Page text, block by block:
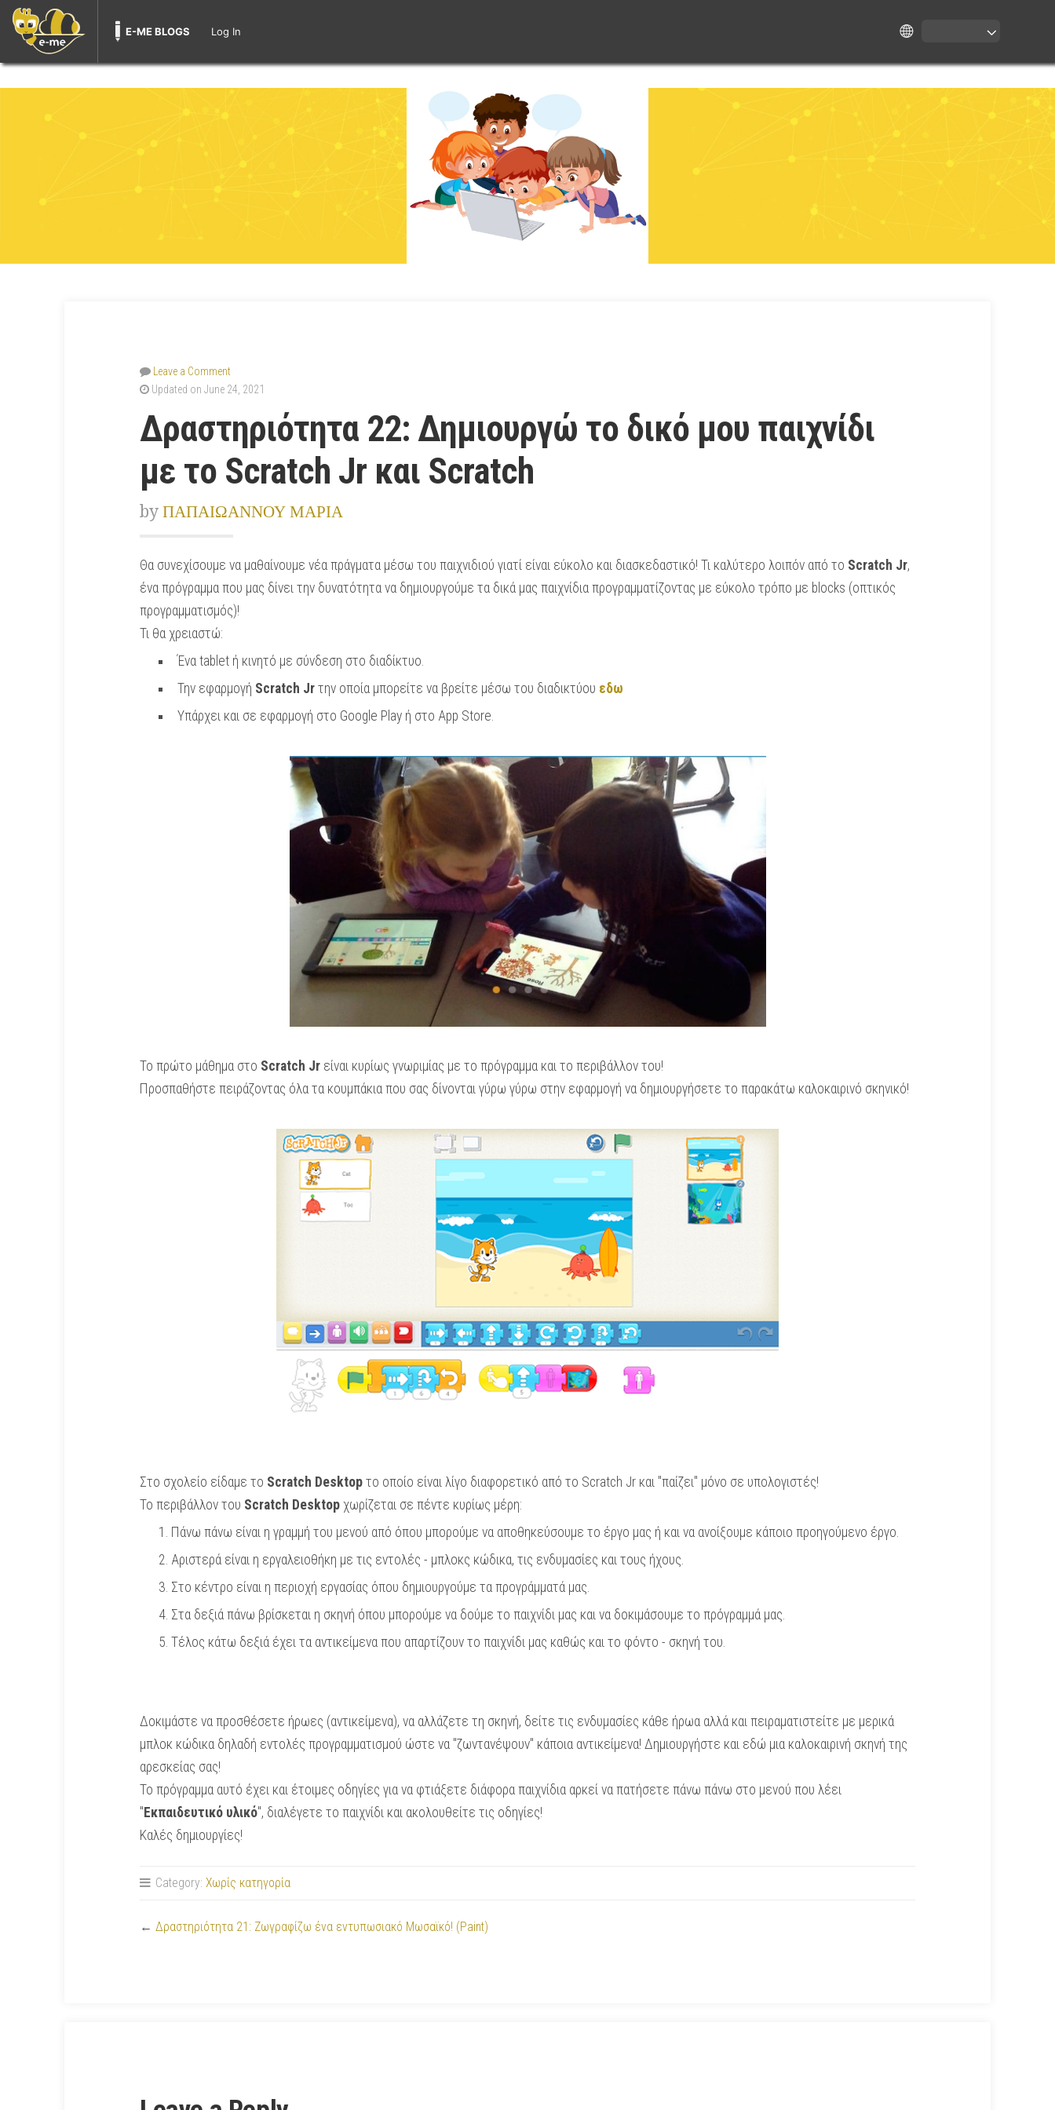
E-ME BLOGS Log In
Leave a Comment
Updated on June 24, 2021
Δραστηριότητα 22: Δημιουργώ το δικό μου παιχνίδι
με το Scratch Jr και Scratch
by ΠΑΠΑΙΩΑΝΝΟΥ ΜΑΡΙΑ
Θα συνεχίσουμε να μαθαίνουμε νέα πράγματα μέσω του παιχνιδιού γιατί είναι εύκολο και διασκεδαστικό! Τι καλύτερο λοιπόν από το Scratch Jr,
ένα πρόγραμμα που μας δίνει την δυνατότητα να δημιουργούμε τα δικά μας παιχνίδια προγραμματίζοντας με εύκολο τρόπο με blocks (οπτικός
προγραμματισμός)!
Τι θα χρειαστώ:
Ένα tablet ή κινητό με σύνδεση στο διαδίκτυο.
Την εφαρμογή Scratch Jrτην οποία μπορείτε να βρείτε μέσω του διαδικτύου εδω
Υπάρχει και σε εφαρμογή στο Google Play ή στο App Store.
Το πρώτο μάθημα στο Scratch Jr είναι κυρίως γνωριμίας με το πρόγραμμα και το περιβάλλον του!
Προσπαθήστε πειράζοντας όλα τα κουμπάκια που σας δίνονται γύρω γύρω στην εφαρμογή να δημιουργήσετε το παρακάτω καλοκαιρινό σκηνικό!
Στο σχολείο είδαμε το Scratch Desktop το οποίο είναι λίγο διαφορετικό από το Scratch Jr και "παίζει" μόνο σε υπολογιστές!
Το περιβάλλον του Scratch Desktop χωρίζεται σε πέντε κυρίως μέρη:
Πάνω πάνω είναι η γραμμή του μενού από όπου μπορούμε να αποθηκεύσουμε το έργο μας ή και να ανοίξουμε κάποιο προηγούμενο έργο.
Αριστερά είναι η εργαλειοθήκη με τις εντολές - μπλοκς κώδικα, τις ενδυμασίες και τους ήχους.
Στο κέντρο είναι η περιοχή εργασίας όπου δημιουργούμε τα προγράμματά μας.
Στα δεξιά πάνω βρίσκεται η σκηνή όπου μπορούμε να δούμε το παιχνίδι μας και να δοκιμάσουμε το πρόγραμμά μας.
Τέλος κάτω δεξιά έχει τα αντικείμενα που απαρτίζουν το παιχνίδι μας καθώς και το φόντο - σκηνή του.
Δοκιμάστε να προσθέσετε ήρωες (αντικείμενα), να αλλάζετε τη σκηνή, δείτε τις ενδυμασίες κάθε ήρωα αλλά και πειραματιστείτε με μερικά
μπλοκ κώδικα δηλαδή εντολές προγραμματισμού ώστε να "ζωντανέψουν" κάποια αντικείμενα! Δημιουργήστε και εδώ μια καλοκαιρινή σκηνή της
αρεσκείας σας!
Το πρόγραμμα αυτό έχει και έτοιμες οδηγίες για να φτιάξετε διάφορα παιχνίδια αρκεί να πατήσετε πάνω πάνω στο μενού που λέει
"Εκπαιδευτικό υλικό", διαλέγετε το παιχνίδι και ακολουθείτε τις οδηγίες!
Καλές δημιουργίες!
Category: Χωρίς κατηγορία
← Δραστηριότητα 21: Ζωγραφίζω ένα εντυπωσιακό Μωσαϊκό! (Paint)